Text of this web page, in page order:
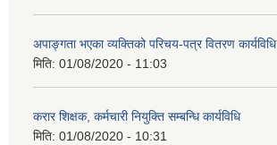
अपाङ्गता भएका व्यक्तिको परिचय-पत्र वितरण कार्यविधि
मिति: 01/08/2020 - 11:03
करार शिक्षक, कर्मचारी नियुक्ति सम्बन्धि कार्यविधि
मिति: 01/08/2020 - 10:31